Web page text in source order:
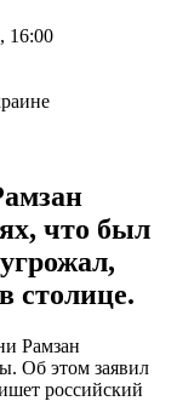
16:00
что был
столице.
Рамзан
Об этом заявил
российский